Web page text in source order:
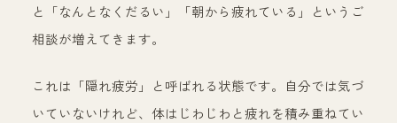
と「なんとなくだるい」「朝から疲れている」というご
相談が増えてきます。
これは「隠れ疲労」と呼ばれる状態です。自分では気づ
いていないけれど、体はじわじわと疲れを積み重ねてい